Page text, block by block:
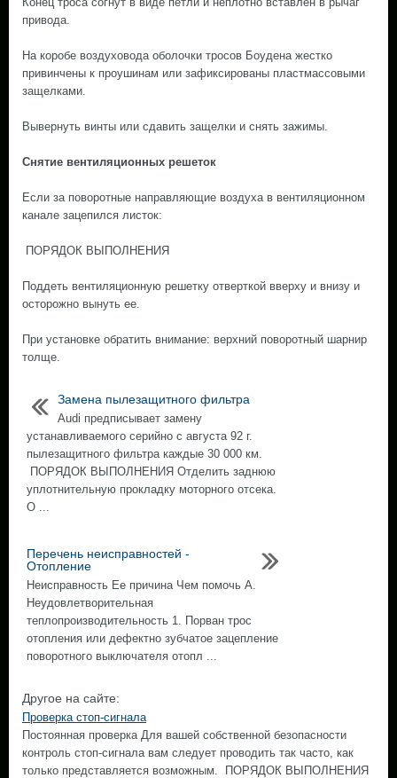
привода.
На коробе воздуховода оболочки тросов Боудена жестко
привинчены к проушинам или зафиксированы пластмассовыми
защелками.
Вывернуть винты или сдавить защелки и снять зажимы.
Снятие вентиляционных решеток
Если за поворотные направляющие воздуха в вентиляционном
канале зацепился листок:
ПОРЯДОК ВЫПОЛНЕНИЯ
Поддеть вентиляционную решетку отверткой вверху и внизу и
осторожно вынуть ее.
При установке обратить внимание: верхний поворотный шарнир
толще.
Замена пылезащитного фильтра
Audi предписывает замену
устанавливаемого серийно с августа 92 г.
пылезащитного фильтра каждые 30 000 км.
ПОРЯДОК ВЫПОЛНЕНИЯ Отделить заднюю
уплотнительную прокладку моторного отсека.
О ...
Перечень неисправностей -
Отопление
Неисправность Ее причина Чем помочь А.
Неудовлетворительная
теплопроизводительность 1. Порван трос
отопления или дефектно зубчатое зацепление
поворотного выключателя отопл ...
Другое на сайте:
Проверка стоп-сигнала
Постоянная проверка Для вашей собственной безопасности
контроль стоп-сигнала вам следует проводить так часто, как
только представляется возможным. ПОРЯДОК ВЫПОЛНЕНИЯ